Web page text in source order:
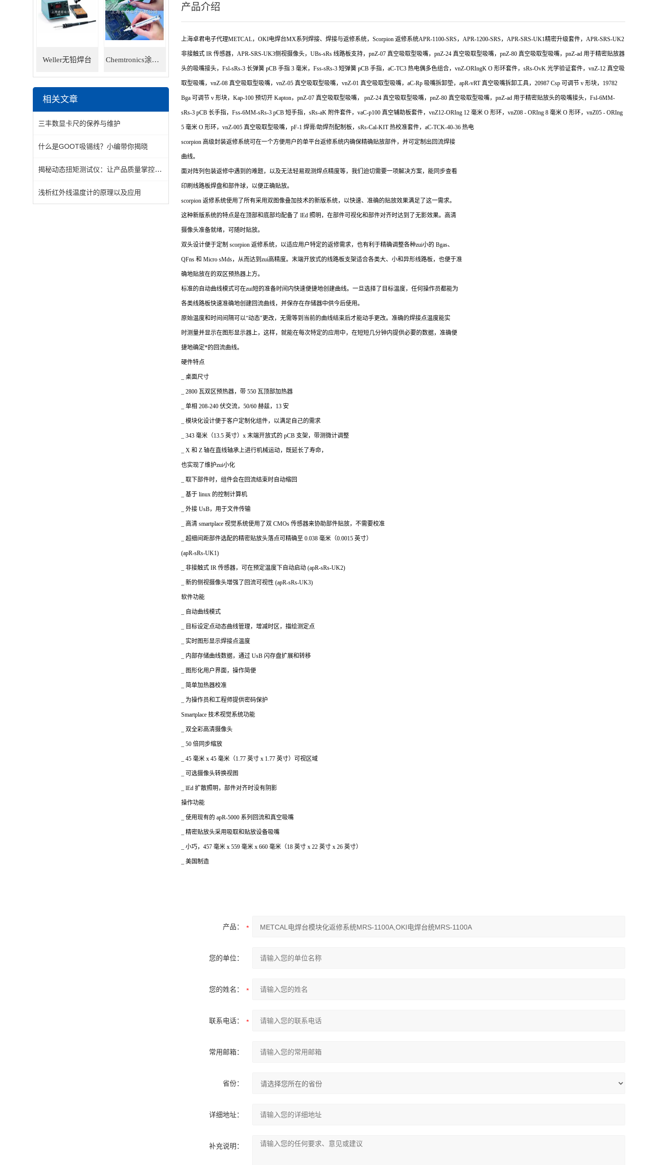
Weller无铅焊台 Chemtronics涂层笔
相关文章
三丰数显卡尺的保养与维护
什么是GOOT吸锡线？小编带你揭晓
揭秘动态扭矩测试仪：让产品质量掌控在你手中
浅析红外线温度计的原理以及应用
产品介绍
上海卓君电子代理METCAL，OKI电焊台MX系列焊接、焊接与返修系统，Scorpion 返修系统APR-1100-SRS，APR-1200-SRS，APR-SRS-UK1精密升级套件，APR-SRS-UK2
非接触式 IR 传感器，APR-SRS-UK3侧视摄像头，UBs-sRs 线路板支持，pnZ-07 真空吸取型吸嘴，pnZ-24 真空吸取型吸嘴，pnZ-80 真空吸取型吸嘴，pnZ-ad 用于精密贴放器
头的吸嘴接头，Fsl-sRs-3 长弹簧 pCB 手指 3 毫米，Fss-sRs-3 短弹簧 pCB 手指，aC-TC3 热电偶多色组合，vnZ-ORIngK O 形环套件，sRs-OvK 光学验证套件，vnZ-12 真空吸
取型吸嘴，vnZ-08 真空吸取型吸嘴，vnZ-05 真空吸取型吸嘴，vnZ-01 真空吸取型吸嘴，aC-Rp 吸嘴拆卸垫，apR-vRT 真空吸嘴拆卸工具，20987 Csp 可调节 v 形块，19782
Bga 可调节 v 形块，Kap-100 预切开 Kapton，pnZ-07 真空吸取型吸嘴， pnZ-24 真空吸取型吸嘴，pnZ-80 真空吸取型吸嘴，pnZ-ad 用于精密贴放头的吸嘴接头，Fsl-6MM-
sRs-3 pCB 长手指，Fss-6MM-sRs-3 pCB 短手指，sRs-aK 附件套件，vaC-p100 真空辅助板套件，vnZ12-ORIng 12 毫米 O 形环，vnZ08 - ORIng 8 毫米 O 形环，vnZ05 - ORIng
5 毫米 O 形环，vnZ-005 真空吸取型吸嘴，pF-1 焊膏/助焊剂配制板，sRs-Cal-KIT 热校准套件，aC-TCK-40-36 热电
scorpion 高级封装返修系统可在一个方便用户的单平台返修系统内确保精确贴放部件，并可定制出回流焊接
曲线。
面对阵列包装返修中遇到的难题，以及无法轻易观测焊点精度等，我们迫切需要一项解决方案，能同步查看
印刷线路板焊盘和部件球，以便正确贴放。
scorpion 返修系统使用了所有采用双图像叠加技术的新版系统，以快速、准确的贴放效果满足了这一需求。
这种新版系统的特点是在顶部和底部均配备了 lEd 照明，在部件可视化和部件对齐时达到了无影效果。高清
摄像头准备就绪，可随时贴放。
双头设计便于定制 scorpion 返修系统，以适应用户特定的返修需求，也有利于精确调整各种zui小的 Bgas、
QFns 和 Micro sMds，从而达到zui高精度。末端开放式的线路板支架适合各类大、小和异形线路板，也便于准
确地贴放在的双区预热器上方。
标准的自动曲线模式可在zui短的准备时间内快速便捷地创建曲线。一旦选择了目标温度，任何操作员都能为
各类线路板快速准确地创建回流曲线，并保存在存储器中供今后使用。
原始温度和时间间隔可以“动态"更改，无需等到当前的曲线结束后才能动手更改。准确的焊接点温度能实
时测量并显示在图形显示器上，这样，就能在每次特定的应用中，在短短几分钟内提供必要的数据，准确便
捷地确定*的回流曲线。
硬件特点
桌面尺寸
_ 2800 瓦双区预热器，带 550 瓦顶部加热器
单相 208-240 伏交流，50/60 赫兹，13 安
模块化设计便于客户定制化组件，以满足自己的需求
_ 343 毫米（13.5 英寸）x 末端开放式的 pCB 支架，带测微计调整
_ X 和 Z 轴在直线轴承上进行机械运动，既延长了寿命，
也实现了维护zui小化
取下部件时，组件会在回流结束时自动缩回
基于 linux 的控制计算机
外接 UsB，用于文件传输
高清 smartplace 视觉系统使用了双 CMOs 传感器来协助部件贴放，不需要校准
超细间距部件选配的精密贴放头落点可精确至 0.038 毫米（0.0015 英寸）
(apR-sRs-UK1)
非接触式 IR 传感器，可在预定温度下自动启动 (apR-sRs-UK2)
新的侧视摄像头增强了回流可视性 (apR-sRs-UK3)
软件功能
自动曲线模式
目标设定点动态曲线管理，增减时区，描绘测定点
实时图形显示焊接点温度
内部存储曲线数据，通过 UsB 闪存盘扩展和转移
图形化用户界面，操作简便
简单加热器校准
为操作员和工程师提供密码保护
Smartplace 技术视觉系统功能
双全彩高清摄像头
_ 50 倍同步缩放
_ 45 毫米 x 45 毫米（1.77 英寸 x 1.77 英寸）可视区域
可选摄像头转换视图
_ lEd 扩散照明，部件对齐时没有阴影
操作功能
使用现有的 apR-5000 系列回流和真空吸嘴
精密贴放头采用吸取和贴放设备吸嘴
小巧，457 毫米 x 559 毫米 x 660 毫米（18 英寸 x 22 英寸 x 26 英寸）
美国制造
产品：
您的单位：
您的姓名：
联系电话：
常用邮箱：
省份：
详细地址：
补充说明：